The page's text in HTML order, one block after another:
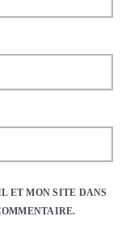
ET MON SITE DANS